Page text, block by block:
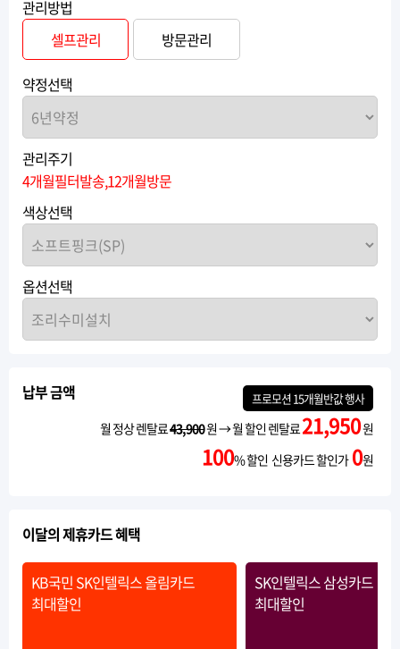
관리방법
셀프관리
방문관리
약정선택
관리주기
4개월필터발송,12개월방문
색상선택
옵션선택
납부 금액 프로모션15개월반값행사
월 정상 렌탈료43,900원 → 월 할인 렌탈료21,950원
100% 할인 신용카드 할인가 0원
이달의 제휴카드 혜택
KB국민 SK인텔릭스 올림카드
최대할인
SK인텔릭스 삼성카드
최대할인